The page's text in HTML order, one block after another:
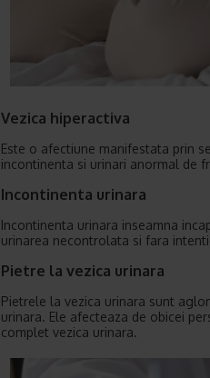
Vezica hiperactiva
Este o afectiune manifestata prin
incontinenta si urinari anormal de
Incontinenta urinara
Incontinenta urinara inseamna
urinarea necontrolata si fara
Pietre la vezica urinara
Pietrele la vezica urinara sunt
urinara. Ele afecteaza de obicei
complet vezica urinara.